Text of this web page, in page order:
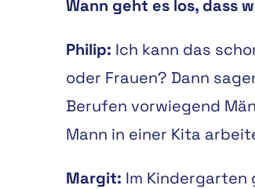
Wann geht es los, dass
Philip: Ich kann das
oder Frauen? Dann
Berufen vorwiegend
Mann in einer Kita
Margit: Im Kindergarten